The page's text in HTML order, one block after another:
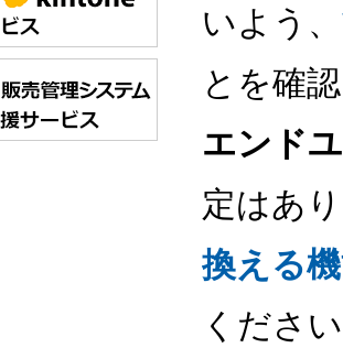
いよう、
とを確
エンド
定はあ
換える
くださ